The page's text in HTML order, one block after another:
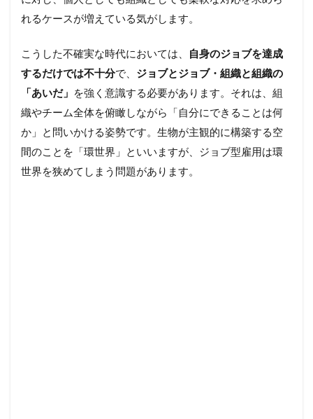
れるケースが増えている気がします。
こうした不確実な時代においては、
自身のジョブを達成
するだけでは不十分で、 ジョブとジョブ・組織と組織の
「あいだ」
を強く意識する必要があります。それは、組
織やチーム全体を俯瞰しながら「自分にできることは何
か」と問いかける姿勢です。生物が主観的に構築する空
間のことを「環世界」といいますが、ジョブ型雇用は環
世界を狭めてしまう問題があります。